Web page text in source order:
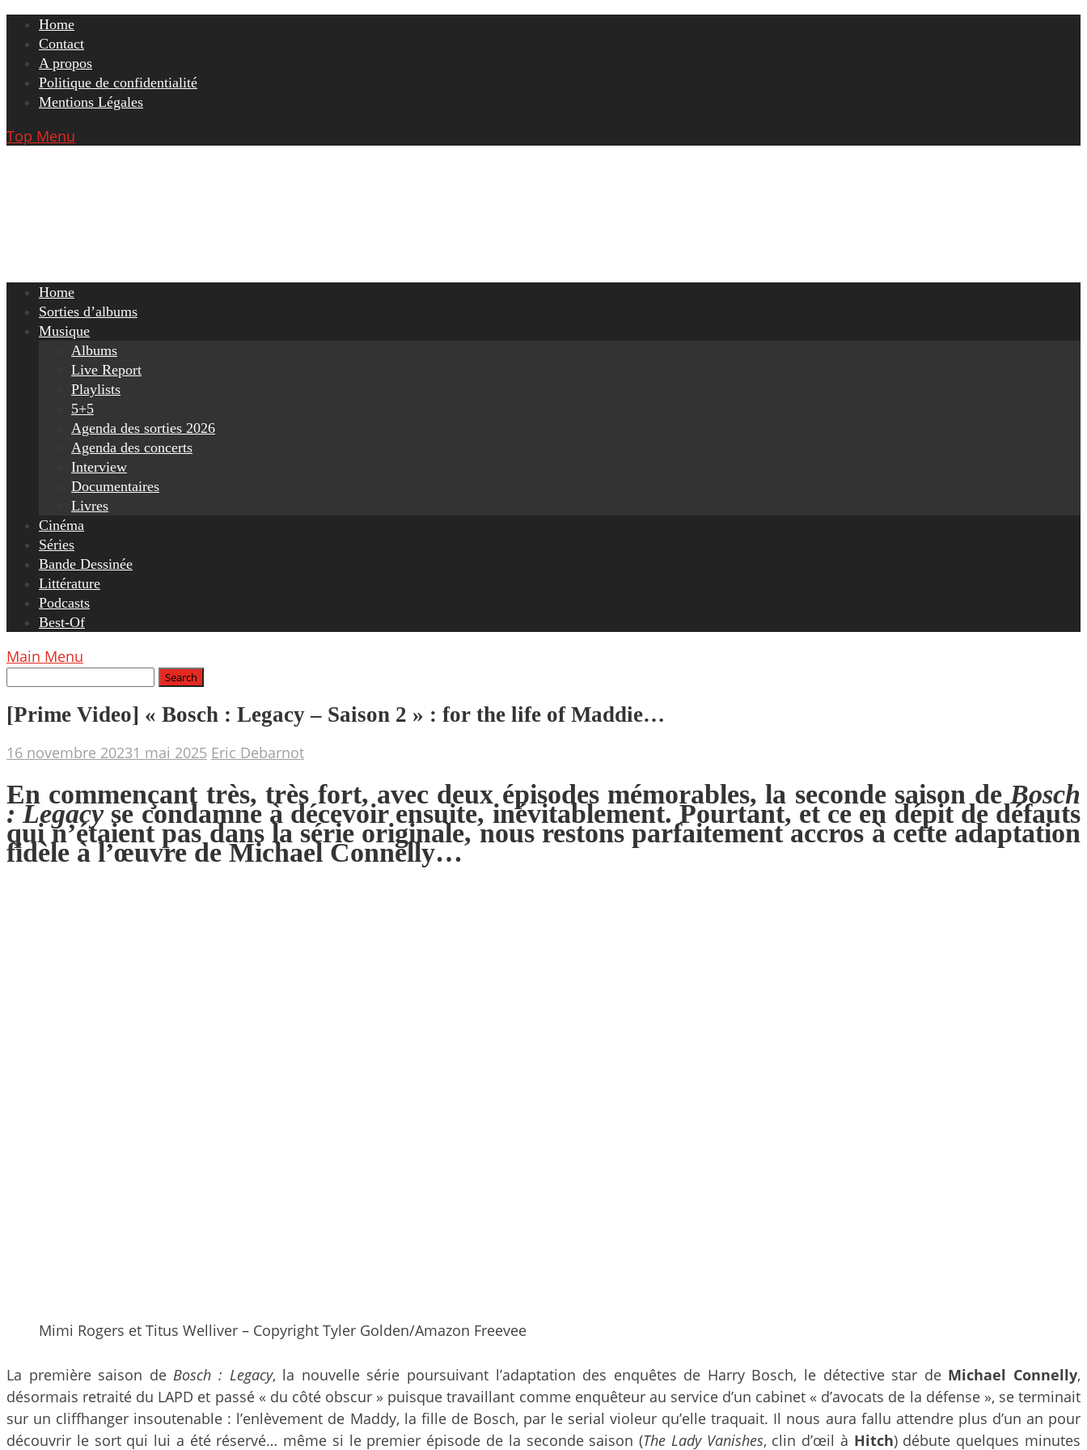
Skip
content
Home
Contact
A propos
Politique de confidentialité
Mentions Légales
Top Menu
Home
Sorties d’albums
Musique
Albums
Live Report
Playlists
5+5
Agenda des sorties 2026
Agenda des concerts
Interview
Documentaires
Livres
Cinéma
Séries
Bande Dessinée
Littérature
Podcasts
Best-Of
Main Menu
[Prime Video] « Bosch : Legacy – Saison 2 » : for the life of Maddie…
16 novembre 20231 mai 2025 Eric Debarnot
En commençant très, très fort, avec deux épisodes mémorables, la seconde saison de Bosch
: Legacyse condamne à décevoir ensuite, inévitablement. Pourtant, et ce en dépit de défauts
qui n’étaient pas dans la série originale, nous restons parfaitement accros à cette adaptation
fidèle à l’œuvre de Michael Connelly…
Mimi Rogers et Titus Welliver – Copyright Tyler Golden/Amazon Freevee
La première saison deBosch : Legacy, la nouvelle série poursuivant l’adaptation des enquêtes de Harry Bosch, le détective star de Michael Connelly,
désormais retraité du LAPD et passé « du côté obscur » puisque travaillant comme enquêteur au service d’un cabinet « d’avocats de la défense », se terminait
sur un cliffhanger insoutenable : l’enlèvement de Maddy, la fille de Bosch, par le serial violeur qu’elle traquait. Il nous aura fallu attendre plus d’un an pour
découvrir le sort qui lui a été réservé… même si le premier épisode de la seconde saison (The Lady Vanishes, clin d’œil à Hitch) débute quelques minutes